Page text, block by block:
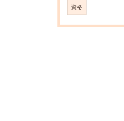
資格